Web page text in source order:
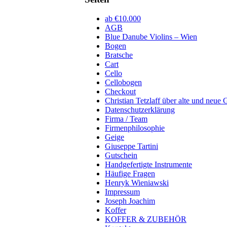
ab €10.000
AGB
Blue Danube Violins – Wien
Bogen
Bratsche
Cart
Cello
Cellobogen
Checkout
Christian Tetzlaff über alte und neue
Datenschutzerklärung
Firma / Team
Firmenphilosophie
Geige
Giuseppe Tartini
Gutschein
Handgefertigte Instrumente
Häufige Fragen
Henryk Wieniawski
Impressum
Joseph Joachim
Koffer
KOFFER & ZUBEHÖR